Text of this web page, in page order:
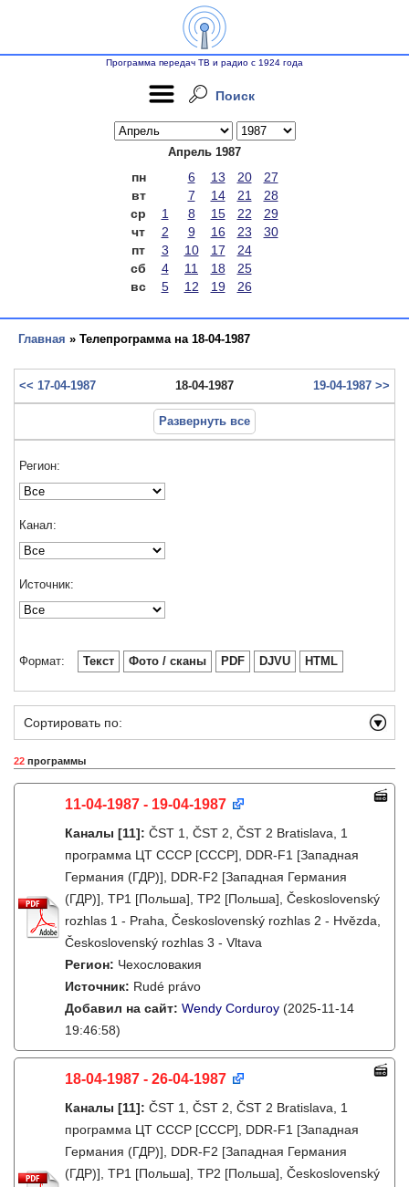
Программа передач ТВ и радио с 1924 года
Поиск
Апрель 1987
пн 6 13 20
27
вт
7 14 21
28
ср
1 8 15 22
29
чт
2 9 16 23
30
пт
3 10 17
24
сб
4 11 18
25
вс
5 12 19 26
Главная » Телепрограмма на 18-04-1987
<< 17-04-1987 18-04-1987 19-04-1987 >>
Развернуть все
Регион:
Канал:
Источник:
Формат: Текст Фото / сканы PDF DJVU HTML
Сортировать по:
22 программы
11-04-1987 - 19-04-1987
Каналы [11]: ČST 1, ČST 2, ČST 2 Bratislava, 1
программа ЦТ СССР [СССР], DDR-F1 [Западная
Германия (ГДР)], DDR-F2 [Западная Германия
(ГДР)], TP1 [Польша], TP2 [Польша], Československý
rozhlas 1 - Praha, Československý rozhlas 2 - Hvězda,
Československý rozhlas 3 - Vltava
Регион: Чехословакия
Источник: Rudé právo
Добавил на сайт: Wendy Corduroy (2025-11-14
19:46:58)
18-04-1987 - 26-04-1987
Каналы [11]: ČST 1, ČST 2, ČST 2 Bratislava, 1
программа ЦТ СССР [СССР], DDR-F1 [Западная
Германия (ГДР)], DDR-F2 [Западная Германия
(ГДР)], TP1 [Польша], TP2 [Польша], Československý